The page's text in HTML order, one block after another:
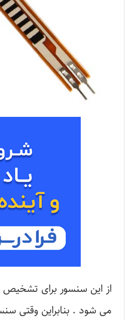
از این سنسور برای تشخیص
می شود . بنابراین وقتی